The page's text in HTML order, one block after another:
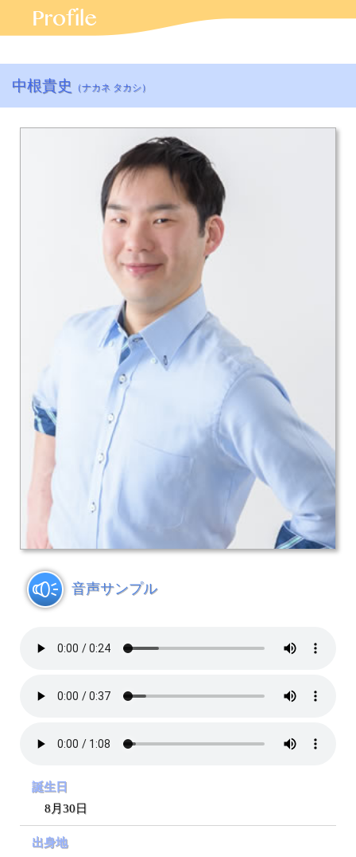
音声サンプル
中根貴史 （ナカネ タカシ）
誕生日
8月30日
出身地